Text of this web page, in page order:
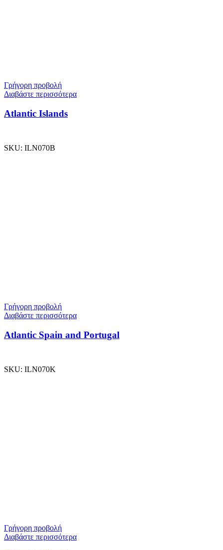
Γρήγορη προβολή
Διαβάστε περισσότερα
Atlantic Islands
SKU: ILN070B
Γρήγορη προβολή
Διαβάστε περισσότερα
Atlantic Spain and Portugal
SKU: ILN070K
Γρήγορη προβολή
Διαβάστε περισσότερα